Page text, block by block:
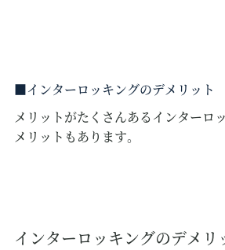
インターロッキングのデメリット
メリットがたくさんあるインターロ
メリットもあります。
インターロッキングのデメリ